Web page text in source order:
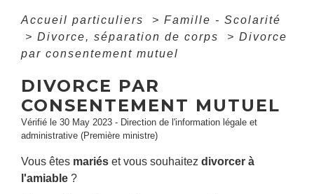
Accueil particuliers > Famille - Scolarité
> Divorce, séparation de corps > Divorce
par consentement mutuel
DIVORCE PAR
CONSENTEMENT MUTUEL
Vérifié le 30 May 2023 - Direction de l'information légale et
administrative (Première ministre)
Vous êtes mariés et vous souhaitez divorcer à
l'amiable ?